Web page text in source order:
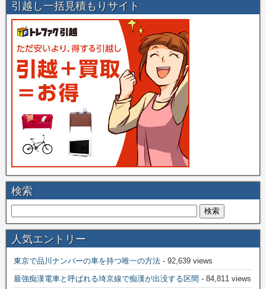
引越し一括見積もりサイト
検索
人気エントリー
東京で品川ナンバーの車を持つ唯一の方法 - 92,639 views
最強痴漢電車と呼ばれる埼京線で痴漢が出没する区間 - 84,811 views